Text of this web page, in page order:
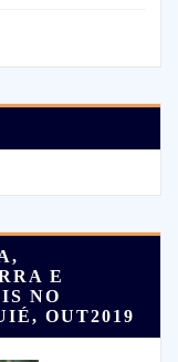
E
NO
OUT2019